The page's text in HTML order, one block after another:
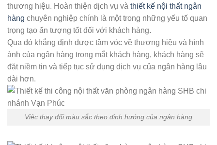
thương hiệu. Hoàn thiện dịch vụ và thiết kế nội thất ngân
hàng chuyên nghiệp chính là một trong những yếu tố quan
trọng tạo ấn tượng tốt đối với khách hàng.
Qua đó khẳng định được tầm vóc về thương hiệu và hình
ảnh của ngân hàng trong mắt khách hàng, khách hàng sẽ
đặt niềm tin và tiếp tục sử dụng dịch vụ của ngân hàng lâu
dài hơn.
Việc thay đổi màu sắc theo định hướng của ngân hàng